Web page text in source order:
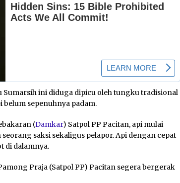
ini diduga dipicu oleh tungku tradisional
sepenuhnya padam.
(Damkar) Satpol PP Pacitan, api mulai
seorang saksi sekaligus pelapor. Api dengan cepat
di dalamnya.
Praja (Satpol PP) Pacitan segera bergerak